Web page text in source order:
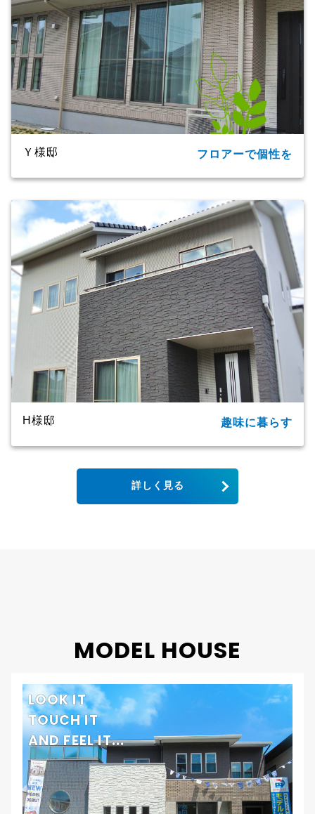
工法・構造 プレミアム・ハイブリッド構法
Ｙ様邸 フロアーで個性を
家族構成
延床面積
91.09㎡（27.55坪）
商品名
ＣＸシリーズ
竣工年月
2020年
工法・構造
プレミアム・ハイブリッド工法
H様邸 趣味に暮らす
123.79㎡（37.44坪）
詳しく見る
MODEL HOUSE
LOOK IT
TOUCH IT
AND FEEL IT...